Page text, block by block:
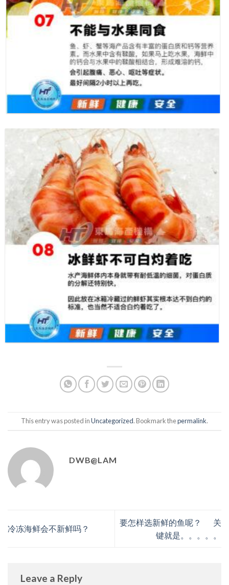
This entry was posted inUncategorized. Bookmark thepermalink.
DWB@LAM
冷冻海鲜会不新鲜吗？
要怎样选新鲜的鱼呢？ 关
键就是。。。。。
Leave a Reply